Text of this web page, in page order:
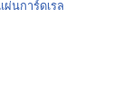
ผ่นการ์ดเรล